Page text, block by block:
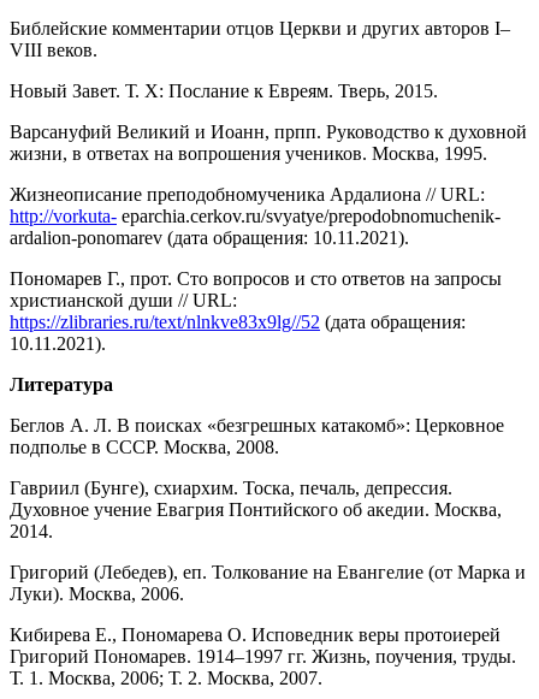
Библейские комментарии отцов Церкви и других авторов I–
VIII веков.
Новый Завет. Т. X: Послание к Евреям. Тверь, 2015.
Варсануфий Великий и Иоанн, прпп. Руководство к духовной
жизни, в ответах на вопрошения учеников. Москва, 1995.
Жизнеописание преподобномученика Ардалиона // URL:
http://vorkuta- eparchia.cerkov.ru/svyatye/prepodobnomuchenik-
ardalion-ponomarev (дата обращения: 10.11.2021).
Пономарев Г., прот. Сто вопросов и сто ответов на запросы
христианской души // URL:
https://zlibraries.ru/text/nlnkve83x9lg//52 (дата обращения:
10.11.2021).
Литература
Беглов А. Л. В поисках «безгрешных катакомб»: Церковное
подполье в СССР. Москва, 2008.
Гавриил (Бунге), схиархим. Тоска, печаль, депрессия.
Духовное учение Евагрия Понтийского об акедии. Москва,
2014.
Григорий (Лебедев), еп. Толкование на Евангелие (от Марка и
Луки). Москва, 2006.
Кибирева Е., Пономарева О. Исповедник веры протоиерей
Григорий Пономарев. 1914–1997 гг. Жизнь, поучения, труды.
Т. 1. Москва, 2006; Т. 2. Москва, 2007.